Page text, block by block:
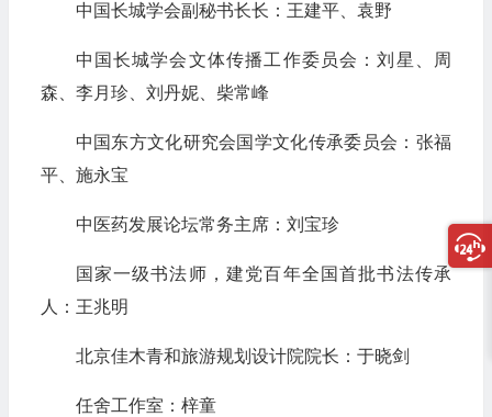
中国长城学会副秘书长长：王建平、袁野
中国长城学会文体传播工作委员会：刘星、周
森、李月珍、刘丹妮、柴常峰
中国东方文化研究会国学文化传承委员会：张福
平、施永宝
中医药发展论坛常务主席：刘宝珍
国家一级书法师，建党百年全国首批书法传承
人：王兆明
北京佳木青和旅游规划设计院院长：于晓剑
任舍工作室：梓童